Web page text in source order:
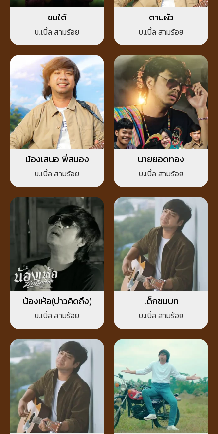
ชมใต้
บ.เบิ้ล สามร้อย
ตามผัว
บ.เบิ้ล สามร้อย
น้องเสนอ พี่สนอง
บ.เบิ้ล สามร้อย
นายยอดทอง
บ.เบิ้ล สามร้อย
น้องเห้อ(บ่าวคิดถึง)
บ.เบิ้ล สามร้อย
เด็กชนบท
บ.เบิ้ล สามร้อย